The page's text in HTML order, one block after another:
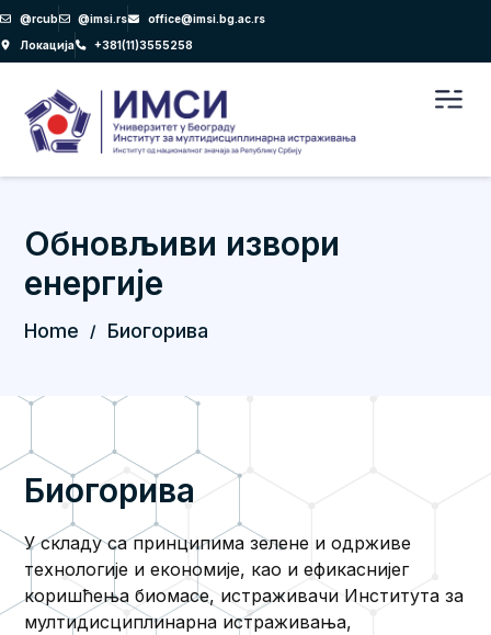
Пређи
на
садржај
@rcub @imsi.rs
office@imsi.bg.ac.rs
Локација
+381(11)3555258
Обновљиви извори
енергије
Home / Биогорива
Биогорива
У складу са принципима зелене и одрживе
технологије и економије, као и ефикаснијег
коришћења биомасе, истраживачи Института за
мултидисциплинарна истраживања,